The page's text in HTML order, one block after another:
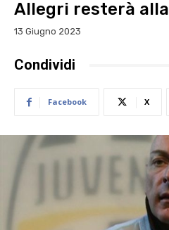
Allegri resterà
13 Giugno 2023
Condividi
Facebook X